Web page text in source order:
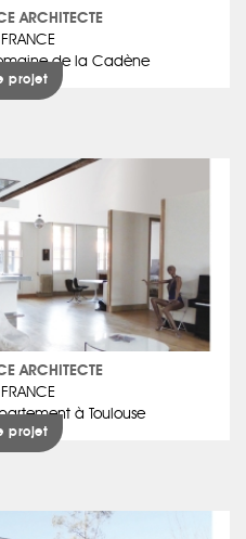
ARCHITECTE
de la Cadène
projet
ARCHITECTE
à Toulouse
projet